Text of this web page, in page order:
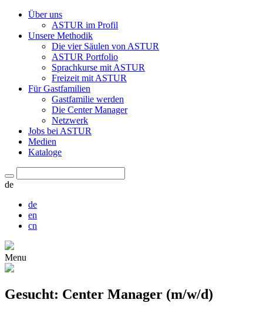
Über uns
ASTUR im Profil
Unsere Methodik
Die vier Säulen von ASTUR
ASTUR Portfolio
Sprachkurse mit ASTUR
Freizeit mit ASTUR
Für Gastfamilien
Gastfamilie werden
Die Center Manager
Netzwerk
Jobs bei ASTUR
Medien
Kataloge
de
de
en
cn
Menu
Gesucht: Center Manager (m/w/d)